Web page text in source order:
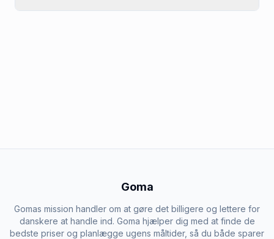
Goma
Gomas mission handler om at gøre det billigere og lettere for
danskere at handle ind. Goma hjælper dig med at finde de
bedste priser og planlægge ugens måltider, så du både sparer